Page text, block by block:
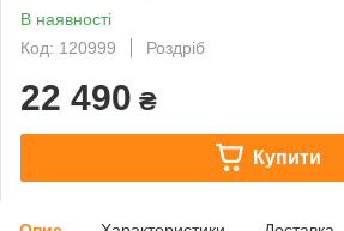
В наявності
Код: 120999
Роздріб
22 490 ₴
Купити